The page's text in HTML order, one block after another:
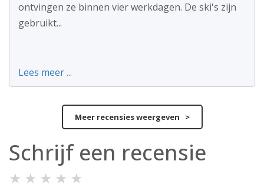
ontvingen ze binnen vier werkdagen. De ski's zijn
gebruikt...
Lees meer ...
Meer recensies weergeven >
Schrijf een recensie
★ ★ ★ ★ ★